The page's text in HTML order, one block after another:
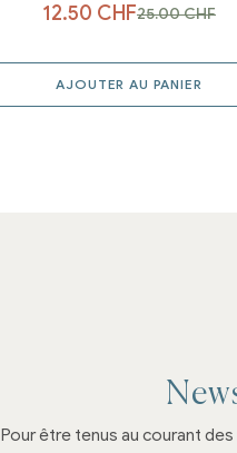
25.00CHF
12.50 CHF
AJOUTER AU PANIER
Pour être tenus au courant